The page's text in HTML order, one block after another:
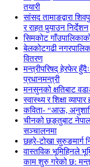
तयारी
सांसद तामाङद्वारा
र राहत पुर्‍याउन निर्देशन
सिमकोट
बेलकोटगढी
वितरण
मन्त्रीपरिषद् हेरफेर
प्रधानमन्त्री
मनसुनको क्षतिबाट
स्वास्थ्य र शिक्षा
कविता- “आऊ,
चीनको छङ्तुबाट
सञ्चालनमा
छहरे-टोखा सुरुङमार्ग
वास्तविक भूमिहिनले
काम शुरु गरेको छ: